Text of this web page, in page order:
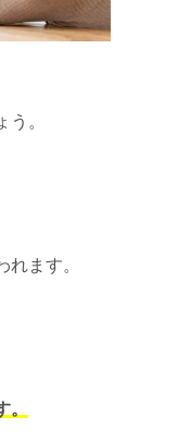
。
ます。